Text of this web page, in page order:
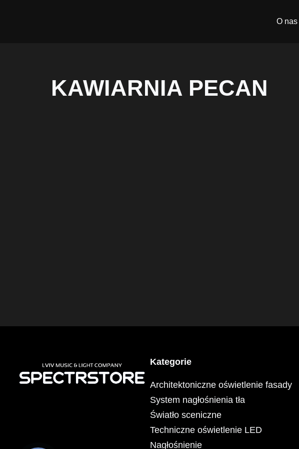
O nas
KAWIARNIA PECAN
Kategorie
Architektoniczne oświetlenie fasady
System nagłośnienia tła
Światło sceniczne
Techniczne oświetlenie LED
Nagłośnienie